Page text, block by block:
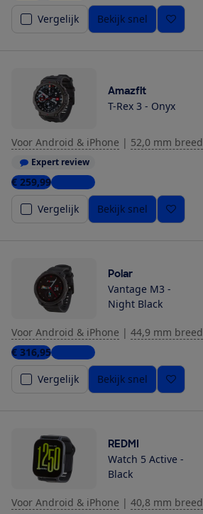
Vergelijk
Bekijk snel
Amazfit
T-Rex 3 - Onyx
Voor Android & iPhone | 52,0 mm breed
Expert review
€ 259,994 winkels
Vergelijk
Bekijk snel
Polar
Vantage M3 -
Night Black
Voor Android & iPhone | 44,9 mm breed
€ 316,952 winkels
Vergelijk
Bekijk snel
REDMI
Watch 5 Active -
Black
Voor Android & iPhone | 40,8 mm breed